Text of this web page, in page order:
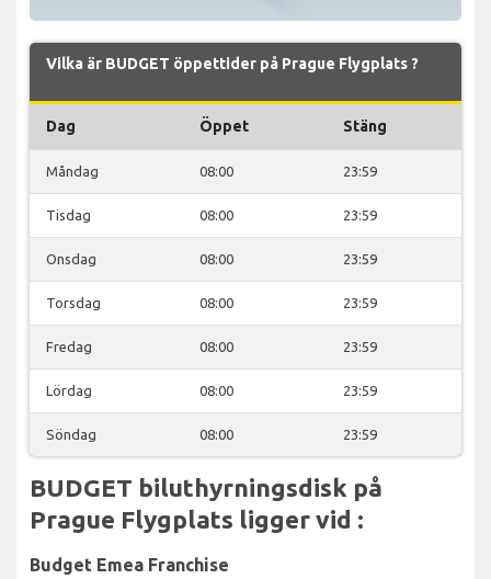
Vilka är BUDGET öppettider på Prague Flygplats ?
Dag Öppet Stäng
Måndag 08:00 23:59
Tisdag 08:00 23:59
Onsdag 08:00 23:59
Torsdag 08:00 23:59
Fredag 08:00 23:59
Lördag 08:00 23:59
Söndag 08:00 23:59
BUDGET biluthyrningsdisk på
Prague Flygplats ligger vid :
Budget Emea Franchise